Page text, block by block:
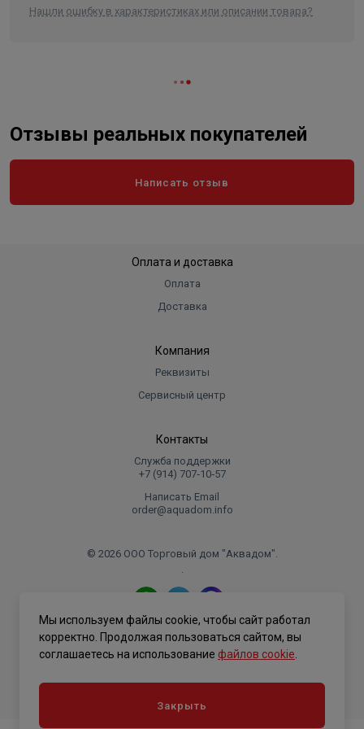
Нашли ошибку в характеристиках или описании товара?
Отзывы реальных покупателей
Написать отзыв
Оплата и доставка
Оплата
Доставка
Компания
Реквизиты
Сервисный центр
Контакты
Служба поддержки
+7 (914) 707‑10‑57
Написать Email
order@aquadom.info
© 2026 ООО Торговый дом "Аквадом".
.
Политика конфиденциальности
Мы используем файлы cookie, чтобы сайт работал
корректно. Продолжая пользоваться сайтом, вы
соглашаетесь на использование файлов cookie
Закрыть